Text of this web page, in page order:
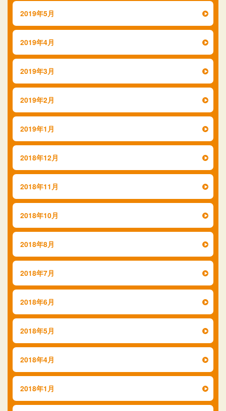
2019年5月
2019年4月
2019年3月
2019年2月
2019年1月
2018年12月
2018年11月
2018年10月
2018年8月
2018年7月
2018年6月
2018年5月
2018年4月
2018年1月